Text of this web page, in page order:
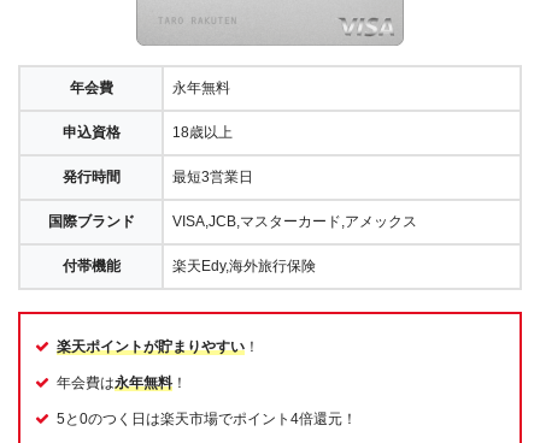
年会費 永年無料
申込資格 18歳以上
発行時間 最短3営業日
国際ブランド VISA,JCB,マスターカード,アメックス
付帯機能 楽天Edy,海外旅行保険
楽天ポイントが貯まりやすい ！
年会費は永年無料 ！
5と0のつく日は楽天市場でポイント4倍還元！